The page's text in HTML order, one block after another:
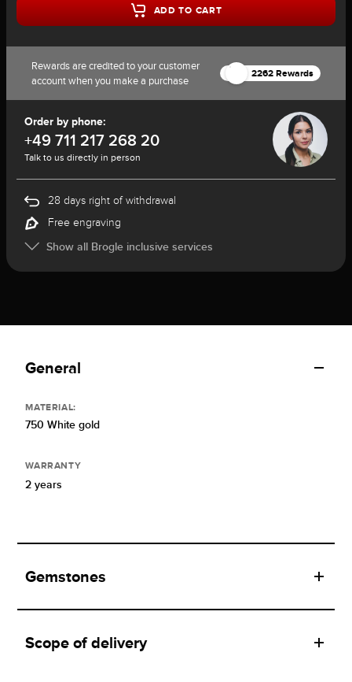
ADD TO CART
Rewards are credited to your customer
account when you make a purchase
2262 Rewards
Order by phone:
+49 711 217 268 20
Talk to us directly in person
28 days right of withdrawal
Free engraving
Show all Brogle inclusive services
General
MATERIAL:
750 White gold
WARRANTY
2 years
Gemstones
Scope of delivery